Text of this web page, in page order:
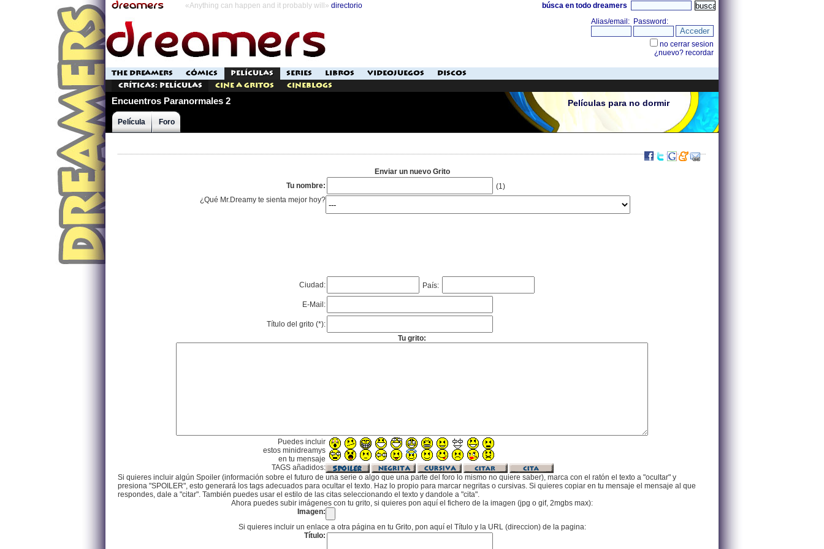
«Anything can happen and it probably will» directorio búsca en todo dreamers
THE DREAMERS CÓMICS PELÍCULAS SERIES LIBROS VIDEOJUEGOS
DISCOS
Críticas: Películas
Cine a Gritos Cineblogs
Encuentros Paranormales 2 Películas para no dormir
Película Foro
Enviar un nuevo Grito
Tu nombre:
(1)
¿Qué Mr.Dreamy te sienta mejor hoy?
Ciudad: País:
E-Mail:
Título del grito (*):
Tu grito:
Puedes incluir
estos minidreamys
en tu mensaje
TAGS añadidos:
Si quieres incluir algún Spoiler (información sobre el futuro de una serie o algo que una parte del foro lo mismo no quiere saber), marca con el ratón el texto a "ocultar" y
presiona "SPOILER", esto generará los tags adecuados para ocultar el texto. Haz lo propio para marcar negritas o cursivas. Si quieres copiar en tu mensaje el mensaje al que
respondes, dale a "citar". También puedes usar el estilo de las citas seleccionando el texto y dandole a "cita".
Ahora puedes subir imágenes con tu grito, si quieres pon aquí el fichero de la imagen (jpg o gif, 2mgbs max):
Imagen:
Si quieres incluir un enlace a otra página en tu Grito, pon aquí el Título y la URL (direccion) de la pagina:
Título: